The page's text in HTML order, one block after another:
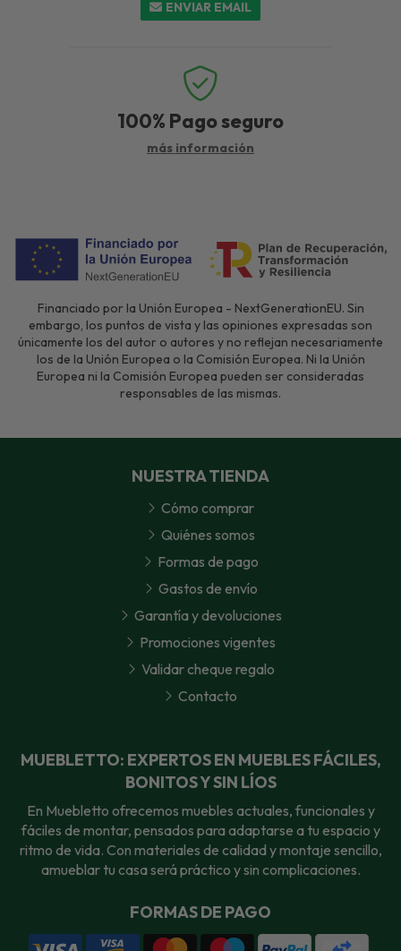
ENVIAR EMAIL
100% Pago seguro
más información
Financiado por la Unión Europea - NextGenerationEU. Sin
embargo, los puntos de vista y las opiniones expresadas son
únicamente los del autor o autores y no reflejan necesariamente
los de la Unión Europea o la Comisión Europea. Ni la Unión
Europea ni la Comisión Europea pueden ser consideradas
responsables de las mismas.
MUEBLETTO: EXPERTOS EN MUEBLES FÁCILES,
BONITOS Y SIN LÍOS
En Muebletto ofrecemos muebles actuales, funcionales y
fáciles de montar, pensados para adaptarse a tu espacio y
ritmo de vida. Con materiales de calidad y montaje sencillo,
amueblar tu casa será práctico y sin complicaciones.
FORMAS DE PAGO
NUESTRA TIENDA
Cómo comprar
Quiénes somos
Formas de pago
Gastos de envío
Garantía y devoluciones
Promociones vigentes
Validar cheque regalo
Contacto